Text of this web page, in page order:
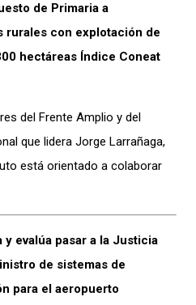
de Primaria a
rurales con explotación de
hectáreas Índice Coneat
del Frente Amplio y del
que lidera Jorge Larrañaga,
está orientado a colaborar
evalúa pasar a la Justicia
de sistemas de
para el aeropuerto